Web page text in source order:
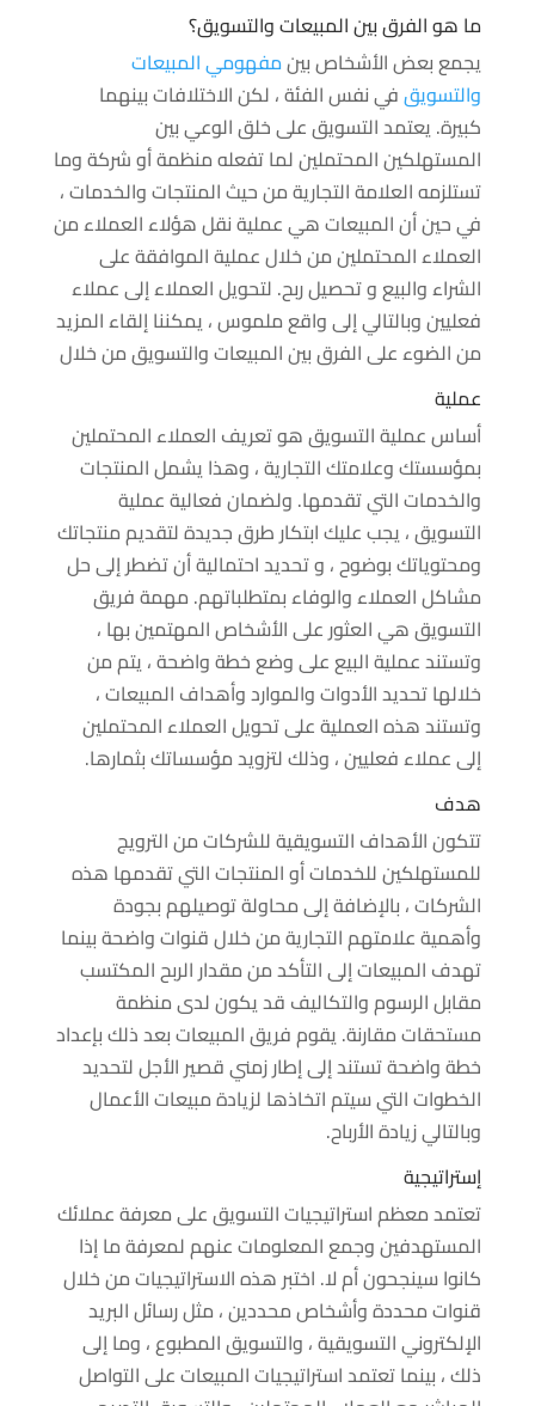
ما هو الفرق بين المبيعات والتسويق؟
يجمع بعض الأشخاص بينمفهومي المبيعات
والتسويقفي نفس الفئة ، لكن الاختلافات بينهما
كبيرة. يعتمد التسويق على خلق الوعي بين
المستهلكين المحتملين لما تفعله منظمة أو شركة وما
تستلزمه العلامة التجارية من حيث المنتجات والخدمات ،
في حين أن المبيعات هي عملية نقل هؤلاء العملاء من
العملاء المحتملين من خلال عملية الموافقة على
الشراء والبيع و تحصيل ربح. لتحويل العملاء إلى عملاء
فعليين وبالتالي إلى واقع ملموس ، يمكننا إلقاء المزيد
من الضوء على الفرق بين المبيعات والتسويق من خلال
عملية
أساس عملية التسويق هو تعريف العملاء المحتملين
بمؤسستك وعلامتك التجارية ، وهذا يشمل المنتجات
والخدمات التي تقدمها. ولضمان فعالية عملية
التسويق ، يجب عليك ابتكار طرق جديدة لتقديم منتجاتك
ومحتوياتك بوضوح ، و تحديد احتمالية أن تضطر إلى حل
مشاكل العملاء والوفاء بمتطلباتهم. مهمة فريق
التسويق هي العثور على الأشخاص المهتمين بها ،
وتستند عملية البيع على وضع خطة واضحة ، يتم من
خلالها تحديد الأدوات والموارد وأهداف المبيعات ،
وتستند هذه العملية على تحويل العملاء المحتملين
إلى عملاء فعليين ، وذلك لتزويد مؤسساتك بثمارها.
هدف
تتكون الأهداف التسويقية للشركات من الترويج
للمستهلكين للخدمات أو المنتجات التي تقدمها هذه
الشركات ، بالإضافة إلى محاولة توصيلهم بجودة
وأهمية علامتهم التجارية من خلال قنوات واضحة بينما
تهدف المبيعات إلى التأكد من مقدار الربح المكتسب
مقابل الرسوم والتكاليف قد يكون لدى منظمة
مستحقات مقارنة. يقوم فريق المبيعات بعد ذلك بإعداد
خطة واضحة تستند إلى إطار زمني قصير الأجل لتحديد
الخطوات التي سيتم اتخاذها لزيادة مبيعات الأعمال
وبالتالي زيادة الأرباح.
إستراتيجية
تعتمد معظم استراتيجيات التسويق على معرفة عملائك
المستهدفين وجمع المعلومات عنهم لمعرفة ما إذا
كانوا سينجحون أم لا. اختبر هذه الاستراتيجيات من خلال
قنوات محددة وأشخاص محددين ، مثل رسائل البريد
الإلكتروني التسويقية ، والتسويق المطبوع ، وما إلى
ذلك ، بينما تعتمد استراتيجيات المبيعات على التواصل